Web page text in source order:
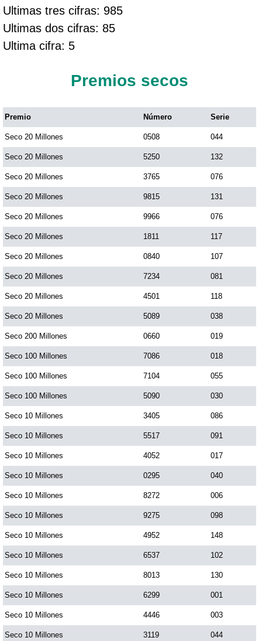
Ultimas tres cifras: 985
Ultimas dos cifras: 85
Ultima cifra: 5
Premios secos
Premio Número Serie
Seco 20 Millones 0508 044
Seco 20 Millones 5250 132
Seco 20 Millones 3765 076
Seco 20 Millones 9815 131
Seco 20 Millones 9966 076
Seco 20 Millones 1811 117
Seco 20 Millones 0840 107
Seco 20 Millones 7234 081
Seco 20 Millones 4501 118
Seco 20 Millones 5089 038
Seco 200 Millones 0660 019
Seco 100 Millones 7086 018
Seco 100 Millones 7104 055
Seco 100 Millones 5090 030
Seco 10 Millones 3405 086
Seco 10 Millones 5517 091
Seco 10 Millones 4052 017
Seco 10 Millones 0295 040
Seco 10 Millones 8272 006
Seco 10 Millones 9275 098
Seco 10 Millones 4952 148
Seco 10 Millones 6537 102
Seco 10 Millones 8013 130
Seco 10 Millones 6299 001
Seco 10 Millones 4446 003
Seco 10 Millones 3119 044